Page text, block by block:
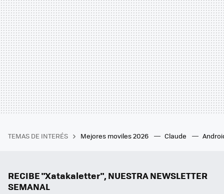
TEMAS DE INTERÉS Mejores moviles 2026 Claude
RECIBE "Xatakaletter", NUESTRA NEWSLETTER
SEMANAL